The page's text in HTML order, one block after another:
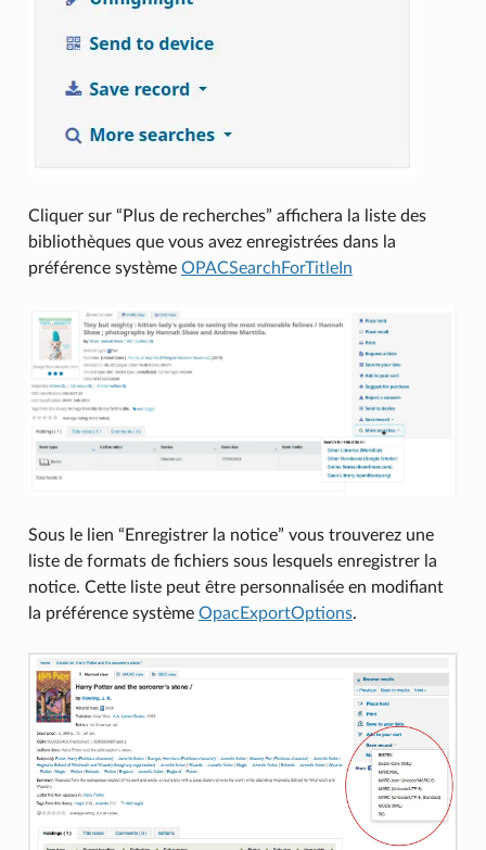
Cliquer sur “Plus de recherches” affichera la liste des
bibliothèques que vous avez enregistrées dans la
préférence système OPACSearchForTitleIn
Sous le lien “Enregistrer la notice” vous trouverez une
liste de formats de fichiers sous lesquels enregistrer la
notice. Cette liste peut être personnalisée en modifiant
la préférence système OpacExportOptions.